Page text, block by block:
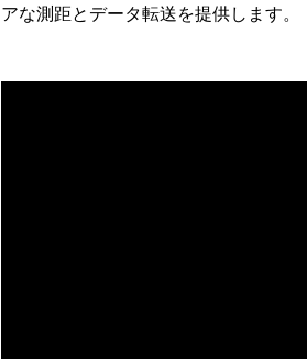
アな測距とデータ転送を提供します。